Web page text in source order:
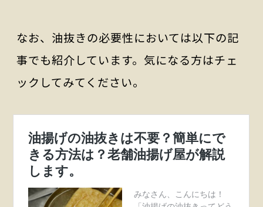
なお、油抜きの必要性においては以下の記
事でも紹介しています。気になる方はチェ
ックしてみてください。